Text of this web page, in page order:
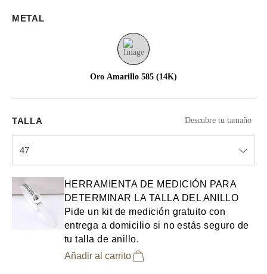
METAL
Oro Amarillo 585 (14K)
TALLA Descubre tu tamaño
47
HERRAMIENTA DE MEDICIÓN PARA
DETERMINAR LA TALLA DEL ANILLO
Pide un kit de medición gratuito con
entrega a domicilio si no estás seguro de
tu talla de anillo.
Añadir al carrito